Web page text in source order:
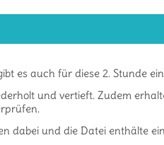
es auch für diese 2. Stunde
und vertieft. Zudem
dabei und die Datei enthälte